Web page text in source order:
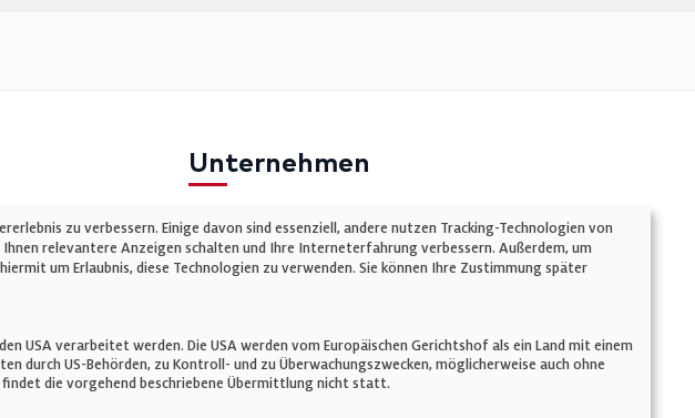
Unternehmen
Datenschutz
Cookie-Einstellungen
zu verbessern. Einige davon sind essenziell, andere nutzen Tracking-Technologien von
relevantere Anzeigen schalten und Ihre Interneterfahrung verbessern. Außerdem, um
um Erlaubnis, diese Technologien zu verwenden. Sie können Ihre Zustimmung später
USA verarbeitet werden. Die USA werden vom Europäischen Gerichtshof als ein Land mit einem
durch US-Behörden, zu Kontroll- und zu Überwachungszwecken, möglicherweise auch ohne
die vorgehend beschriebene Übermittlung nicht statt.